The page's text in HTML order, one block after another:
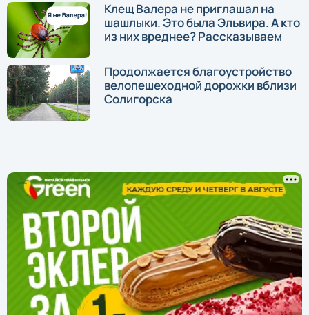
Клещ Валера не приглашал на
шашлыки. Это была Эльвира. А кто
из них вреднее? Рассказываем
Продолжается благоустройство
велопешеходной дорожки вблизи
Солигорска